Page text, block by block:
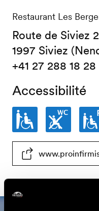
Restaurant Les
Route de Siviez
1997 Siviez
+41 27 288 18 28
Accessibilité
Partiellement
accessible
fauteuil
Toilettes
non
de